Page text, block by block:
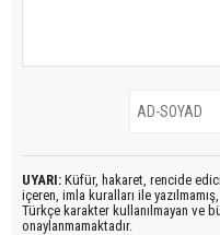
UYARI: Küfür, hakaret, rencide
içeren, imla kuralları ile yazılmamış,
Türkçe karakter kullanılmayan ve
onaylanmamaktadır.